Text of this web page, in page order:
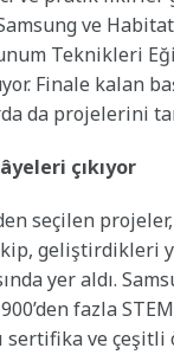
ve
Teknikleri
Finale kalan
da projelerini
çıkıyor
seçilen
geliştirdikleri
yer aldı.
fazla
sertifika ve